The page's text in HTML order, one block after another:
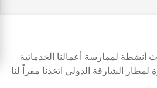
أنشطة لممارسة أعمالنا الخدماتية
لمطار الشارقة الدولي اتخذنا مقراً لنا